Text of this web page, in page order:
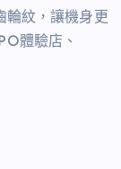
輪紋，讓機身更
體驗店、